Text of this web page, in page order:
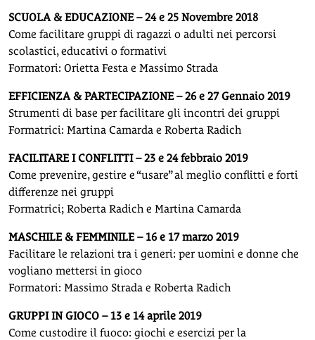
SCUOLA & EDUCAZIONE – 24 e 25 Novembre 2018
Come facilitare gruppi di ragazzi o adulti nei percorsi
scolastici, educativi o formativi
Formatori: Orietta Festa e Massimo Strada
EFFICIENZA & PARTECIPAZIONE – 26 e 27 Gennaio 2019
Strumenti di base per facilitare gli incontri dei gruppi
Formatrici: Martina Camarda e Roberta Radich
FACILITARE I CONFLITTI – 23 e 24 febbraio 2019
Come prevenire, gestire e “usare” al meglio conflitti e forti
differenze nei gruppi
Formatrici; Roberta Radich e Martina Camarda
MASCHILE & FEMMINILE – 16 e 17 marzo 2019
Facilitare le relazioni tra i generi: per uomini e donne che
vogliano mettersi in gioco
Formatori: Massimo Strada e Roberta Radich
GRUPPI IN GIOCO – 13 e 14 aprile 2019
Come custodire il fuoco: giochi e esercizi per la